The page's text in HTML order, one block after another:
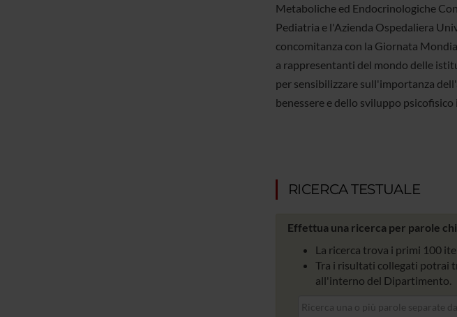
Metaboliche ed Endocrinologiche
Pediatria e l'Azienda Ospedaliera
concomitanza con la Giornata
a rappresentanti del mondo delle
per sensibilizzare sull'importanza
benessere e dello sviluppo psicofisico
RICERCA TESTUALE
Effettua una ricerca per parole
La ricerca trova i primi 100
Tra i risultati collegati potrai
all'interno del Dipartimento.